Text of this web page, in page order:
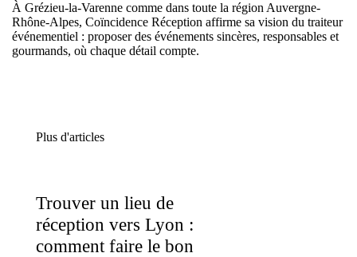
À Grézieu-la-Varenne comme dans toute la région Auvergne-
Rhône-Alpes, Coïncidence Réception affirme sa vision du traiteur
événementiel : proposer des événements sincères, responsables et
gourmands, où chaque détail compte.
Plus d'articles
Trouver un lieu de
réception vers Lyon :
comment faire le bon